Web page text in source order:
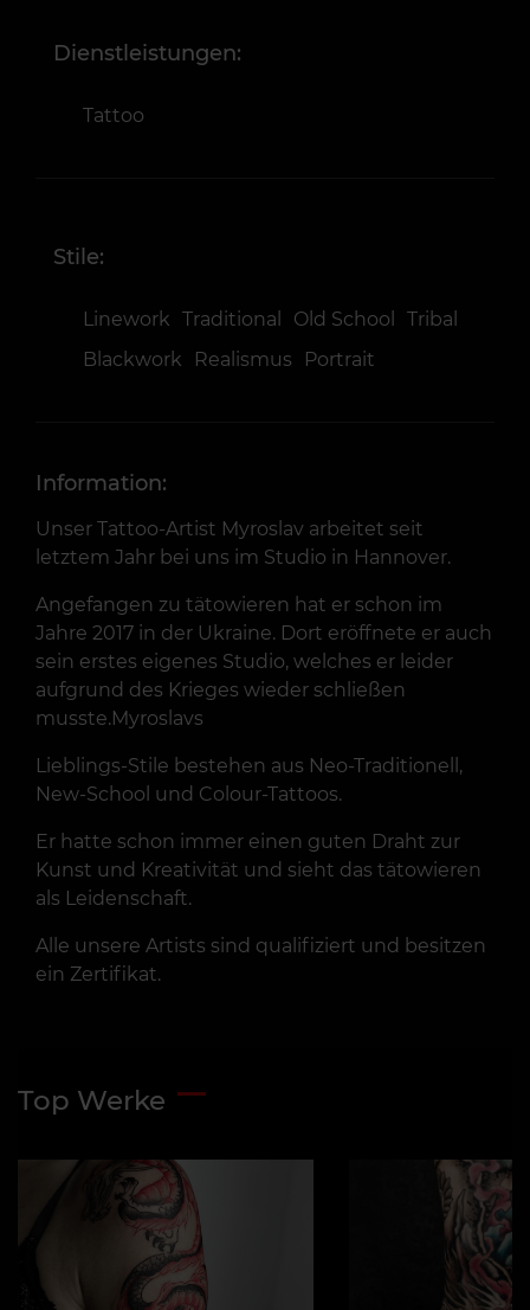
Dienstleistungen:
Tattoo
Stile:
Linework Traditional Old School
Tribal
Blackwork
Realismus Portrait
Information:
Unser Tattoo-Artist Myroslav arbeitet seit
letztem Jahr bei uns im Studio in Hannover.
Angefangen zu tätowieren hat er schon im
Jahre 2017 in der Ukraine. Dort eröffnete er auch
sein erstes eigenes Studio, welches er leider
aufgrund des Krieges wieder schließen
musste.Myroslavs
Lieblings-Stile bestehen aus Neo-Traditionell,
New-School und Colour-Tattoos.
Er hatte schon immer einen guten Draht zur
Kunst und Kreativität und sieht das tätowieren
als Leidenschaft.
Alle unsere Artists sind qualifiziert und besitzen
ein Zertifikat.
Top Werke